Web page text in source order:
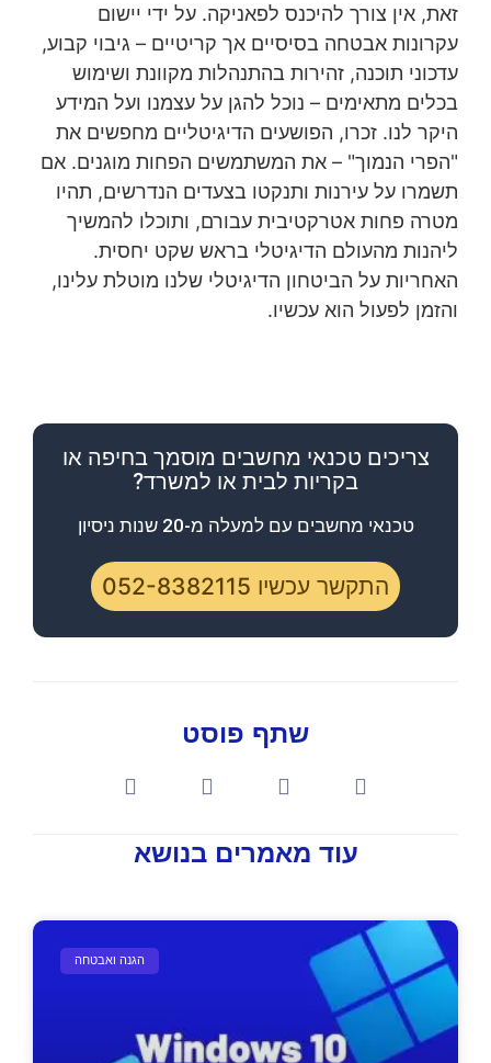
זאת, אין צורך להיכנס לפאניקה. על ידי יישום
עקרונות אבטחה בסיסיים אך קריטיים – גיבוי קבוע,
עדכוני תוכנה, זהירות בהתנהלות מקוונת ושימוש
בכלים מתאימים – נוכל להגן על עצמנו ועל המידע
היקר לנו. זכרו, הפושעים הדיגיטליים מחפשים את
"הפרי הנמוך" – את המשתמשים הפחות מוגנים. אם
תשמרו על עירנות ותנקטו בצעדים הנדרשים, תהיו
מטרה פחות אטרקטיבית עבורם, ותוכלו להמשיך
ליהנות מהעולם הדיגיטלי בראש שקט יחסית.
האחריות על הביטחון הדיגיטלי שלנו מוטלת עלינו,
והזמן לפעול הוא עכשיו.
צריכים טכנאי מחשבים מוסמך בחיפה או
בקריות לבית או למשרד?
טכנאי מחשבים עם למעלה מ-20 שנות ניסיון
התקשר עכשיו 052-8382115​
שתף פוסט
עוד מאמרים בנושא
הגנה ואבטחה